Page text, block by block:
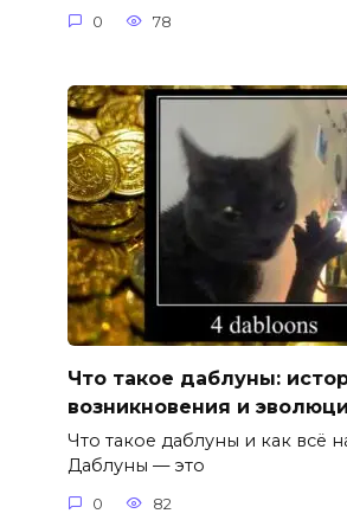
0 78
Что такое даблуны:
возникновения и
Что такое даблуны и как всё
Даблуны — это
0 82